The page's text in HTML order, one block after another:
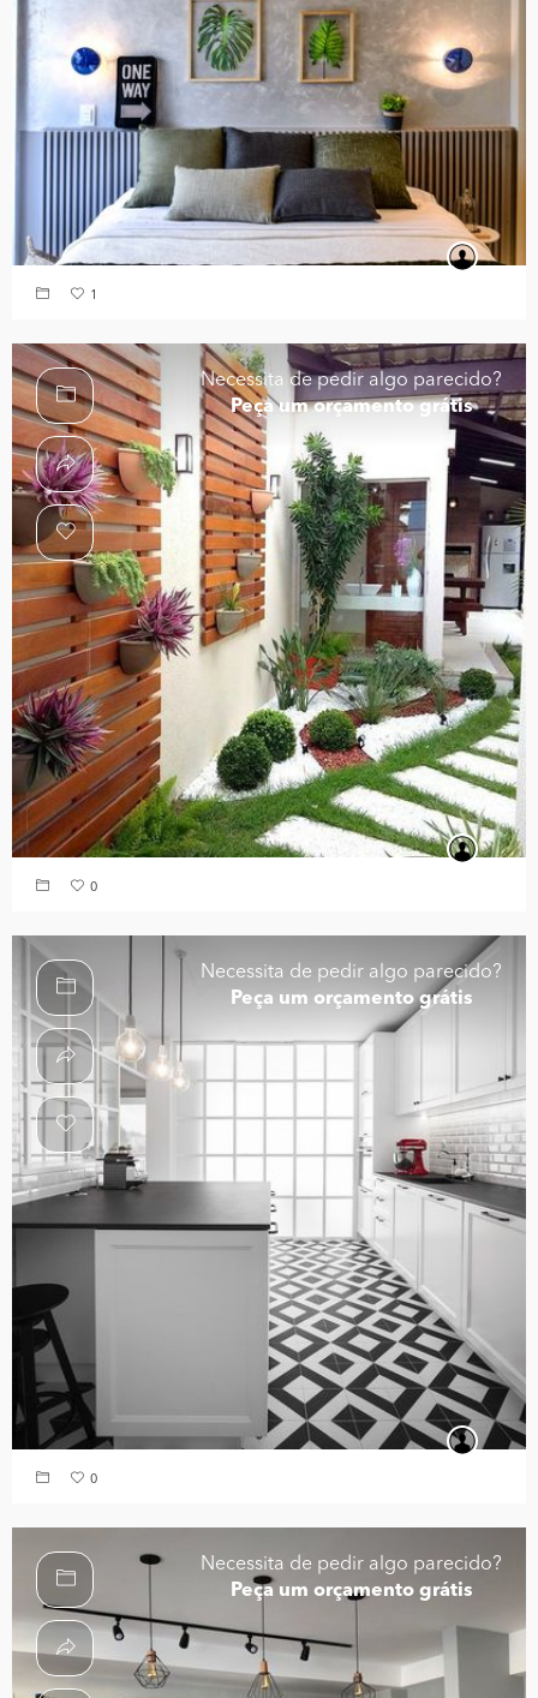
1
Necessita de pedir algo parecido?
Peça um orçamento grátis
0
Necessita de pedir algo parecido?
Peça um orçamento grátis
0
Necessita de pedir algo parecido?
Peça um orçamento grátis